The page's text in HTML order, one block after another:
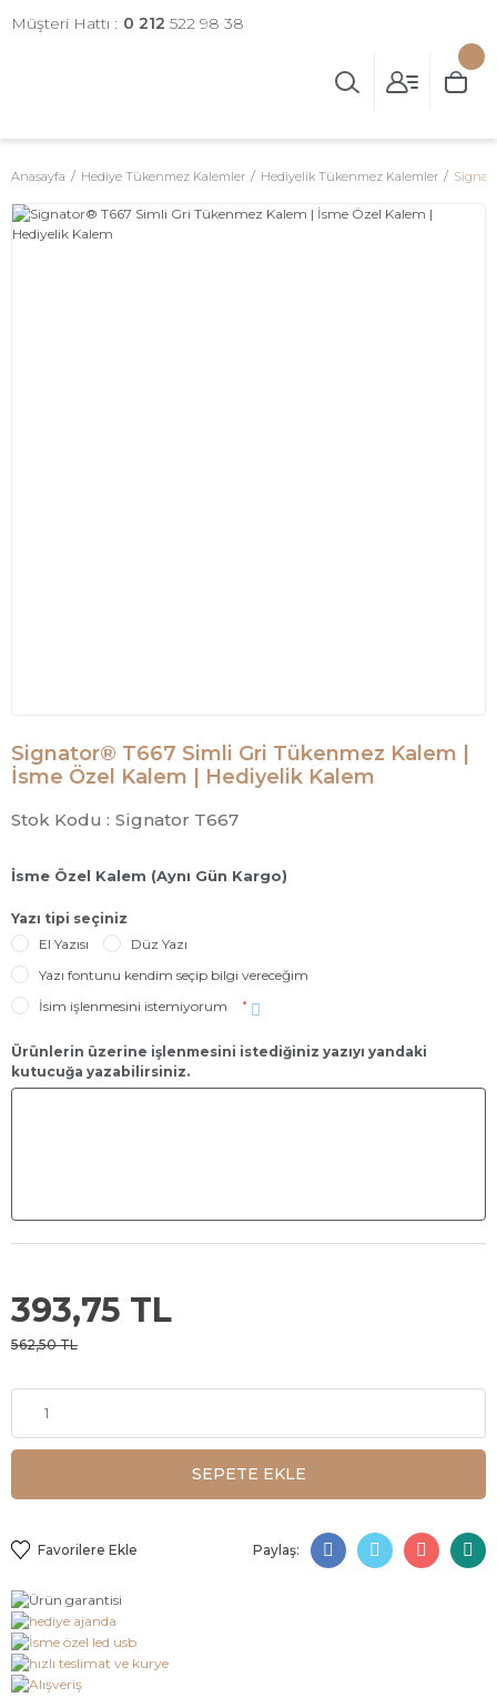
Müşteri Hattı : 0 212 522 98 38
Anasayfa Hediye Tükenmez Kalemler Hediyelik Tükenmez Kalemler
Signator® T667 Simli Gri Tükenmez Kalem |
İsme Özel Kalem | Hediyelik Kalem
Stok Kodu : Signator T667
İsme Özel Kalem (Aynı Gün Kargo)
Yazı tipi seçiniz
El Yazısı
Düz Yazı
Yazı fontunu kendim seçip bilgi vereceğim
İsim işlenmesini istemiyorum
*
Ürünlerin üzerine işlenmesini istediğiniz yazıyı yandaki
kutucuğa yazabilirsiniz.
393,75 TL
562,50 TL
SEPETE EKLE
Paylaş: